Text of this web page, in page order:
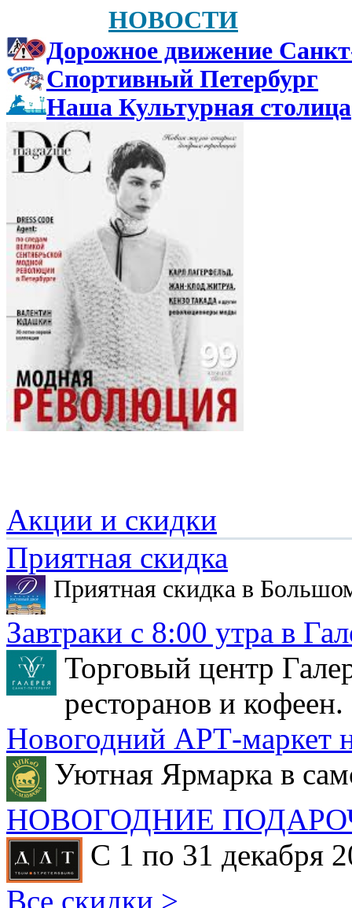
НОВОСТИ
Дорожное движение
Спортивный Петербург
Наша Культурная столица
Акции и скидки
Приятная скидка
Приятная скидка в
Завтраки с 8:00 утра в
Торговый центр
ресторанов и кофеен.
Новогодний АРТ-маркет
Уютная Ярмарка в
НОВОГОДНИЕ
С 1 по 31 декабря
Все скидки >